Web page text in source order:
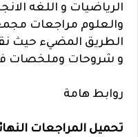
الرياضيات و اللغه
والعلوم مراجعات
الطريق المضيء حيث
و شروحات وملخصات في
روابط هامة
تحميل المراجعات